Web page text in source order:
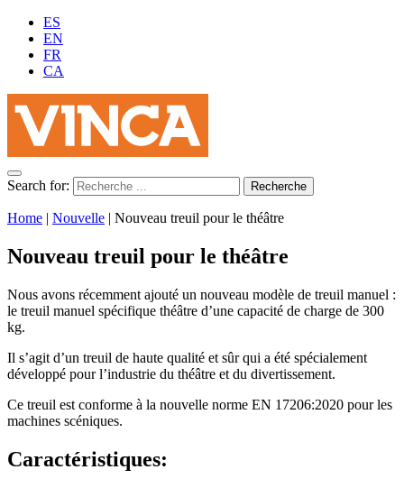
ES
EN
FR
CA
Search for:
Home | Nouvelle | Nouveau treuil pour le théâtre
Nouveau treuil pour le théâtre
Nous avons récemment ajouté un nouveau modèle de treuil manuel :
le treuil manuel spécifique théâtre d’une capacité de charge de 300
kg.
Il s’agit d’un treuil de haute qualité et sûr qui a été spécialement
développé pour l’industrie du théâtre et du divertissement.
Ce treuil est conforme à la nouvelle norme EN 17206:2020 pour les
machines scéniques.
Caractéristiques: